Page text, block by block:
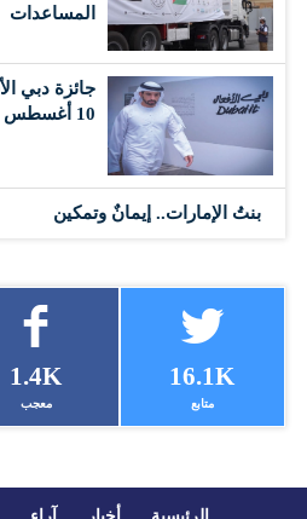
المساعدات
جائزة دبي
10 أغسطس
بنتُ الإمارات.. إيمانٌ وتمكين
1.4K
معجب
16.1K
متابع